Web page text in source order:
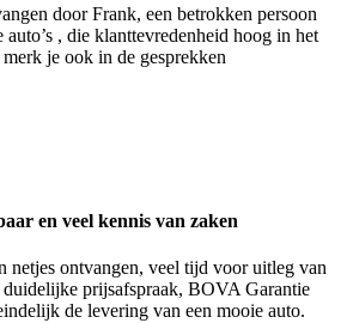
door Frank, een betrokken persoon
auto’s , die klanttevredenheid hoog in het
je ook in de gesprekken
en veel kennis van zaken
netjes ontvangen, veel tijd voor uitleg van
duidelijke prijsafspraak, BOVA Garantie
de levering van een mooie auto.